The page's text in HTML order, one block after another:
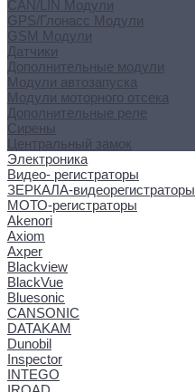
CAN/LIN Модули
GPS/Глонасс Модули
GSM Модули
Датчики
Дополнительные модули
Модули автозапуска
Модули моторного отсека
Дополнительные реле
Сирены
Центральный замок
Электроника
Видео- регистраторы
ЗЕРКАЛА-видеорегистраторы
МОТО-регистраторы
Akenori
Axiom
Axper
Blackview
BlackVue
Bluesonic
CANSONIC
DATAKAM
Dunobil
Inspector
INTEGO